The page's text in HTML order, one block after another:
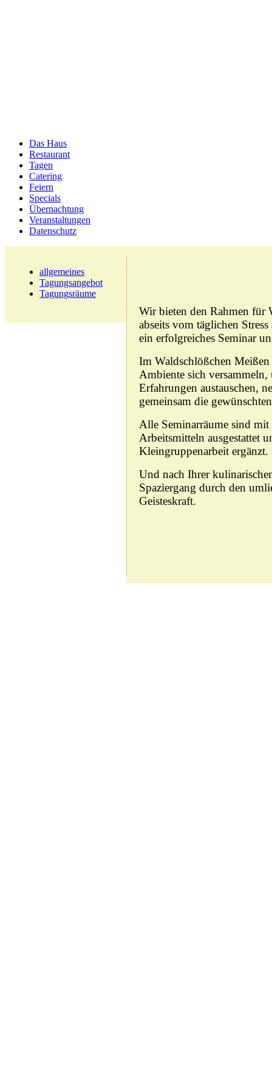
Das Haus
Restaurant
Tagen
Catering
Feiern
Specials
Übernachtung
Veranstaltungen
Datenschutz
allgemeines
Tagungsangebot
Tagungsräume
Wir bieten den Rahmen
abseits vom täglichen
ein erfolgreiches Seminar
Im Waldschlößchen
Ambiente sich
Erfahrungen austauschen,
gemeinsam die
Alle Seminarräume sind
Arbeitsmitteln ausgestattet
Kleingruppenarbeit ergänzt.
Und nach Ihrer
Spaziergang durch den
Geisteskraft.